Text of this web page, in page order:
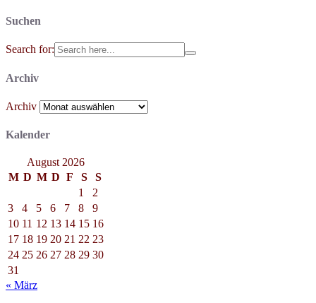
Suchen
Search for:
Archiv
Archiv
Kalender
August 2026
M D M D F S
S
1
2
3
4 5 6 7 8
9
10 11 12 13 14 15 16
17 18 19 20 21 22 23
24 25 26 27 28 29 30
31
« März